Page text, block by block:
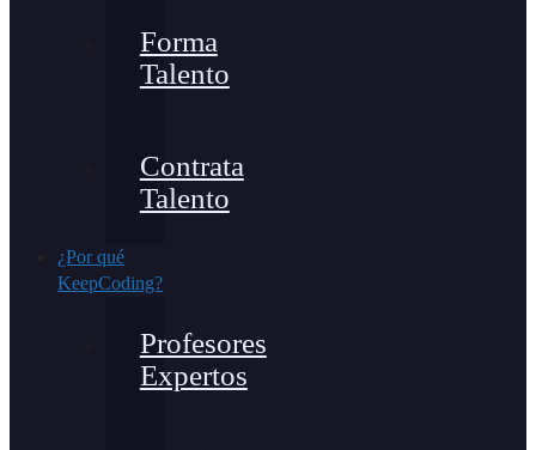
Forma
Talento
Contrata
Talento
¿Por qué
KeepCoding?
Profesores
Expertos